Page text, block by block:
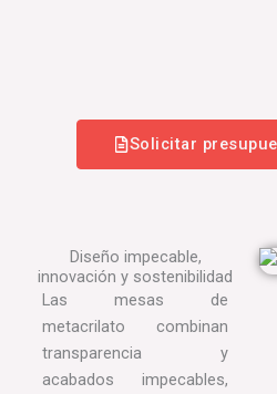
Solicitar
Diseño impecable,
innovación y sostenibilidad
Las mesas de
metacrilato combinan
transparencia y
acabados impecables,